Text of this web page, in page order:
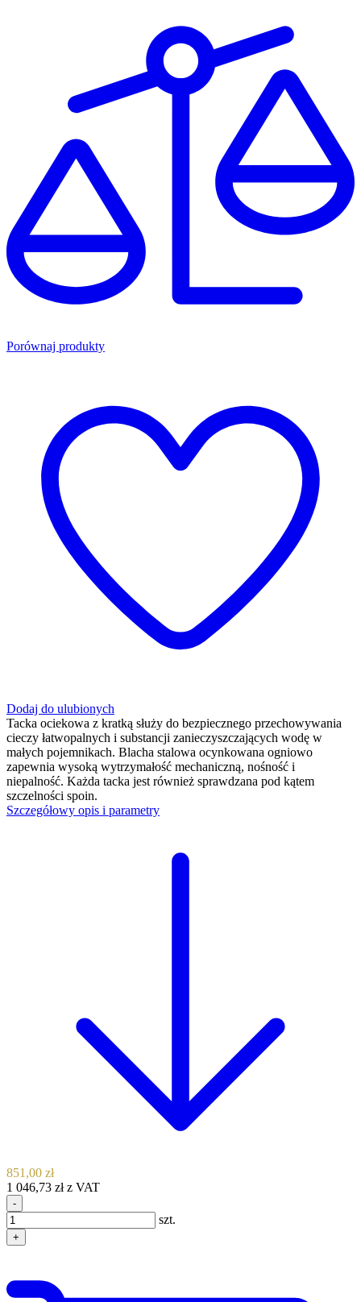
Porównaj produkty
Dodaj do ulubionych
Tacka ociekowa z kratką służy do bezpiecznego przechowywania
cieczy łatwopalnych i substancji zanieczyszczających wodę w
małych pojemnikach. Blacha stalowa ocynkowana ogniowo
zapewnia wysoką wytrzymałość mechaniczną, nośność i
niepalność. Każda tacka jest również sprawdzana pod kątem
szczelności spoin.
Szczegółowy opis i parametry
851,00 zł
1 046,73 zł z VAT
-
szt.
+